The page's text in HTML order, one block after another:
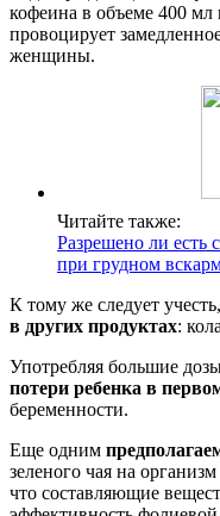
кофеина в объеме 400 мл
провоцирует
женщины.
Читайте также:
Разрешено ли есть
при грудном
К тому же следует
в других продуктах:
Употребляя большие
потери ребенка в
беременности.
Еще одним
зеленого чая на
что составляющие